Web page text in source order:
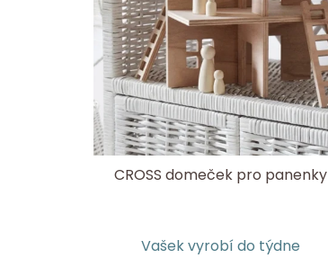
CROSS domeček pro panenky
hodnocení
Vašek vyrobí do týdne